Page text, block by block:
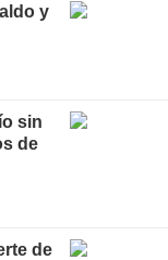
y
sin
de
de